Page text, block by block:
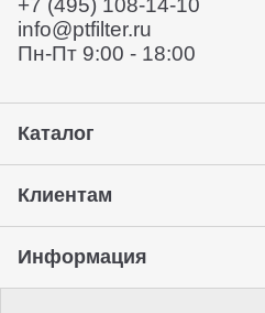
Предоставление
документов
+7 (495) 108-14-10
info@ptfilter.ru
Пн-Пт 9:00 - 18:00
Каталог
Клиентам
Информация